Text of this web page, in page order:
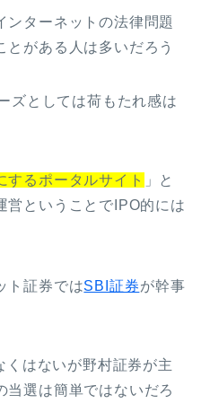
ンターネットの法律問題
がある人は多いだろう
ズとしては荷もたれ感は
するポータルサイト
」と
営ということでIPO的には
ト証券ではSBI証券が幹事
はないが野村証券が主
当選は簡単ではないだろ